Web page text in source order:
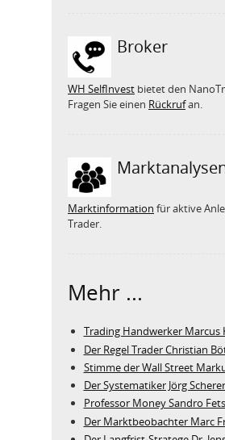
Broker
WH SelfInvest bietet den
Fragen Sie einen Rückrufan.
Marktinformation für aktive
Trader.
Mehr ...
Trading Handwerker Marcus
Der Regel Trader Christian
Stimme der Wall Street
Der Systematiker Jörg Scherer
Professor Money Sandro
Der Marktbeobachter Marc